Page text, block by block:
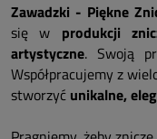
Zawadzki - Piękne
się w produkcji
artystyczne. Swoją
Współpracujemy z
stworzyć unikalne,